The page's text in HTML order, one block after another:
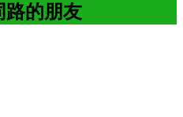
路的朋友